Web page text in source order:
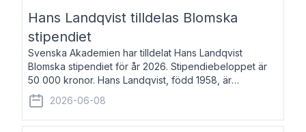
Hans Landqvist tilldelas Blomska
stipendiet
Svenska Akademien har tilldelat Hans Landqvist
Blomska stipendiet för år 2026. Stipendiebeloppet är
50 000 kronor. Hans Landqvist, född 1958, är
professor i svenska vid Göteborgs universitet. Han
disputerade år 2000 på avhandlingen Författn
2026-06-08